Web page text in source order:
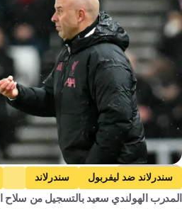
Getty Images
سندرلاند ضد ليفربول سندرلاند
الدوري الإنجليزي الممتاز
آرني سلوت
المدرب الهولندي سعيد بالتسجيل من سلاح